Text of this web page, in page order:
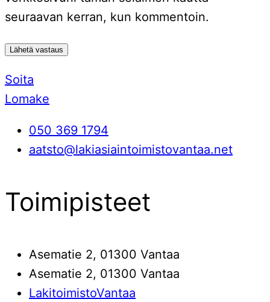
seuraavan kerran, kun kommentoin.
Soita
Lomake
050 369 1794
aatsto@lakiasiaintoimistovantaa.net
Toimipisteet
Asematie 2, 01300 Vantaa
Asematie 2, 01300 Vantaa
LakitoimistoVantaa